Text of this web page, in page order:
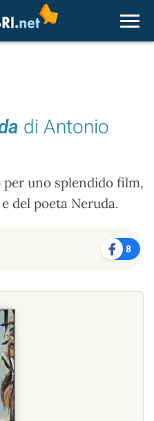
di Antonio
uno splendido film,
del poeta Neruda.
8